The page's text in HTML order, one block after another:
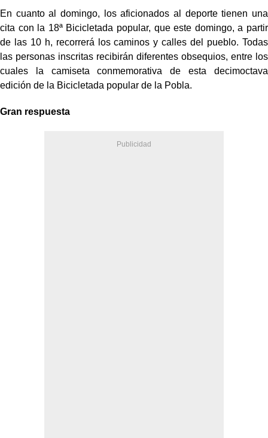
En cuanto al domingo, los aficionados al deporte tienen una
cita con la 18ª Bicicletada popular, que este domingo, a partir
de las 10 h, recorrerá los caminos y calles del pueblo. Todas
las personas inscritas recibirán diferentes obsequios, entre los
cuales la camiseta conmemorativa de esta decimoctava
edición de la Bicicletada popular de la Pobla.
Gran respuesta